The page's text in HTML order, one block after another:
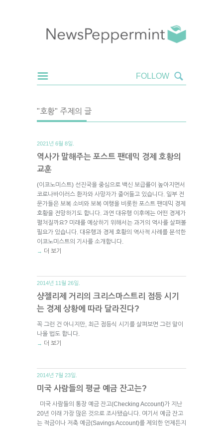
"호황" 주제의 글
2021년 6월 8일.
역사가 말해주는 포스트 팬데믹 경제 호황의
교훈
(이코노미스트) 선진국을 중심으로 백신 보급률이 높아지면서
코로나바이러스 환자와 사망자가 줄어들고 있습니다. 일부 전
문가들은 보복 소비와 보복 여행을 비롯한 포스트 팬데믹 경제
호황을 전망하기도 합니다. 과연 대유행 이후에는 어떤 경제가
펼쳐질까요? 미래를 예상하기 위해서는 과거의 역사를 살펴볼
필요가 있습니다. 대유행과 경제 호황의 역사적 사례를 분석한
이코노미스트의 기사를 소개합니다.
→ 더 보기
2014년 11월 26일.
샹젤리제 거리의 크리스마스트리 점등 시기
는 경제 상황에 따라 달라진다?
꼭 그런 건 아니지만, 최근 점등식 시기를 살펴보면 그런 말이
나올 법도 합니다.
→ 더 보기
2014년 7월 23일.
미국 사람들의 평균 예금 잔고는?
미국 사람들의 통장 예금 잔고(Checking Account)가 지난
20년 이래 가장 많은 것으로 조사됐습니다. 여기서 예금 잔고
는 적금이나 저축 예금(Savings Account)를 제외한 언제든지